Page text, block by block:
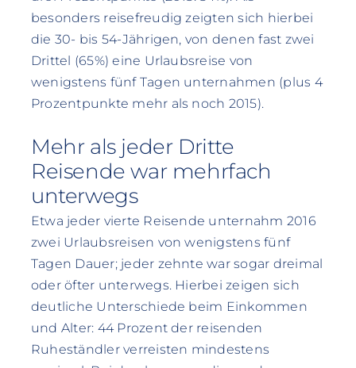
besonders reisefreudig zeigten sich hierbei
die 30- bis 54-Jährigen, von denen fast zwei
Drittel (65%) eine Urlaubsreise von
wenigstens fünf Tagen unternahmen (plus 4
Prozentpunkte mehr als noch 2015).
Mehr als jeder Dritte
Reisende war mehrfach
unterwegs
Etwa jeder vierte Reisende unternahm 2016
zwei Urlaubsreisen von wenigstens fünf
Tagen Dauer; jeder zehnte war sogar dreimal
oder öfter unterwegs. Hierbei zeigen sich
deutliche Unterschiede beim Einkommen
und Alter: 44 Prozent der reisenden
Ruheständler verreisten mindestens